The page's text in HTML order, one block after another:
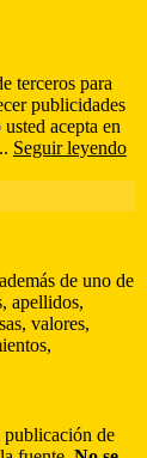
terceros para
publicidades
acepta en
Seguir leyendo
de uno de
apellidos,
valores,
publicación de